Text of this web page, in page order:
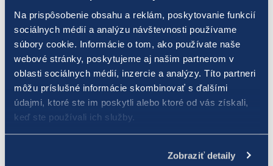
Na prispôsobenie obsahu a reklám, poskytovanie funkcií
sociálnych médií a analýzu návštevnosti používame
súbory cookie. Informácie o tom, ako používate naše
webové stránky, poskytujeme aj našim partnerom v
oblasti sociálnych médií, inzercie a analýzy. Títo partneri
môžu príslušné informácie skombinovať s ďalšími
údajmi, ktoré ste im poskytli alebo ktoré od vás získali,
keď ste používali ich služby.
Zobraziť detaily
EUROJACKPOT JOKER (CSV, 68 kB)
EXTRA VÝPLATA
Všetko alebo nič (CSV, 53 kB)
Posledná aktualizácia dát: 6.8.2026
Historické číselné lotérie